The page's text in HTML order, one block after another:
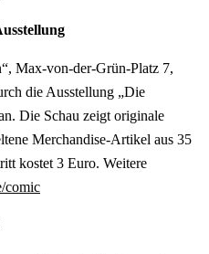
Max-von-der-Grün-Platz 7,
die Ausstellung „Die
Die Schau zeigt originale
Merchandise-Artikel aus 35
kostet 3 Euro. Weitere
comic